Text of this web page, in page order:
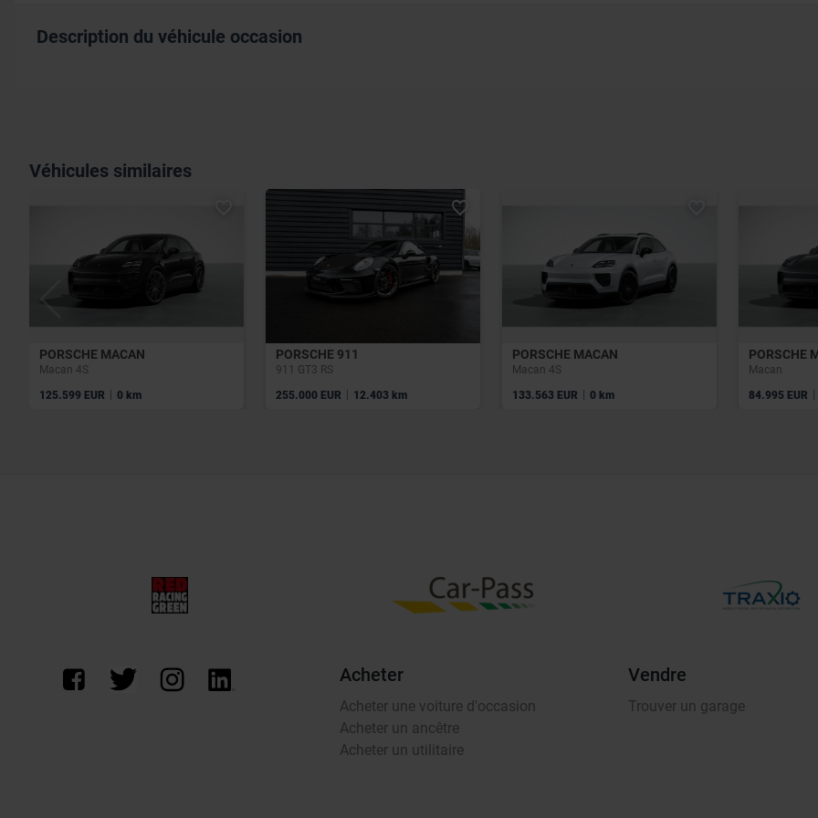
Description du véhicule occasion
Véhicules similaires
PORSCHE MACAN
Macan 4S
125.599 EUR | 0 km
PORSCHE 911
911 GT3 RS
255.000 EUR | 12.403 km
PORSCHE MACAN
Macan 4S
133.563 EUR | 0 km
PORSCHE
Macan
84.995 EUR |
Acheter
Acheter une voiture d'occasion
Acheter un ancêtre
Acheter un utilitaire
Vendre
Trouver un garage